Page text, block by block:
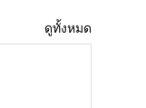
ดูทั้งหมด